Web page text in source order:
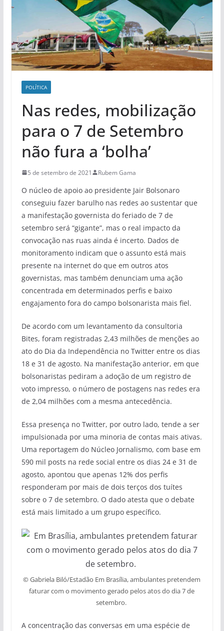
POLÍ­TICA
Nas redes, mobilização
para o 7 de Setembro
não fura a ‘bolha’
5 de setembro de 2021 Rubem Gama
O núcleo de apoio ao presidente Jair Bolsonaro
conseguiu fazer barulho nas redes ao sustentar que
a manifestação governista do feriado de 7 de
setembro será “gigante”, mas o real impacto da
convocação nas ruas ainda é incerto. Dados de
monitoramento indicam que o assunto está mais
presente na internet do que em outros atos
governistas, mas também denunciam uma ação
concentrada em determinados perfis e baixo
engajamento fora do campo bolsonarista mais fiel.
De acordo com um levantamento da consultoria
Bites, foram registradas 2,43 milhões de menções ao
ato do Dia da Independência no Twitter entre os dias
18 e 31 de agosto. Na manifestação anterior, em que
bolsonaristas pediram a adoção de um registro de
voto impresso, o número de postagens nas redes era
de 2,04 milhões com a mesma antecedência.
Essa presença no Twitter, por outro lado, tende a ser
impulsionada por uma minoria de contas mais ativas.
Uma reportagem do Núcleo Jornalismo, com base em
590 mil posts na rede social entre os dias 24 e 31 de
agosto, apontou que apenas 12% dos perfis
responderam por mais de dois terços dos tuítes
sobre o 7 de setembro. O dado atesta que o debate
está mais limitado a um grupo específico.
© Gabriela Biló/Estadão Em Brasília, ambulantes pretendem
faturar com o movimento gerado pelos atos do dia 7 de
setembro.
A concentração das conversas em uma espécie de